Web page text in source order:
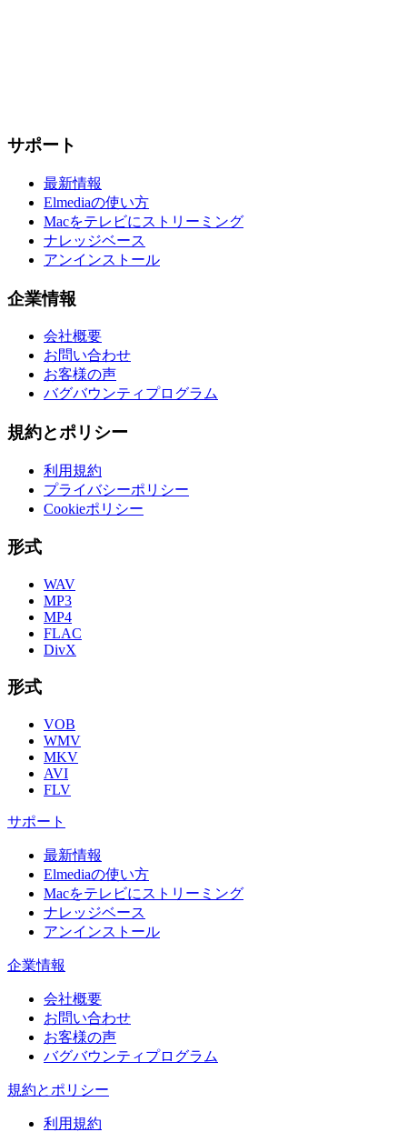
サポート
最新情報
Elmediaの使い方
Macをテレビにストリーミング
ナレッジベース
アンインストール
企業情報
会社概要
お問い合わせ
お客様の声
バグバウンティプログラム
規約とポリシー
利用規約
プライバシーポリシー
Cookieポリシー
形式
WAV
MP3
MP4
FLAC
DivX
形式
VOB
WMV
MKV
AVI
FLV
サポート
最新情報
Elmediaの使い方
Macをテレビにストリーミング
ナレッジベース
アンインストール
企業情報
会社概要
お問い合わせ
お客様の声
バグバウンティプログラム
規約とポリシー
利用規約